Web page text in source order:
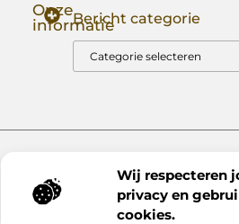
Wij respecteren
privacy en
cookies.
Onze
informatieBericht categorie
@2025 www.nextmagazine.nl.